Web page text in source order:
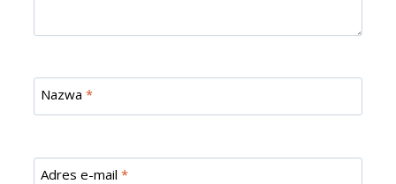
Nazwa *
Adres e-mail *